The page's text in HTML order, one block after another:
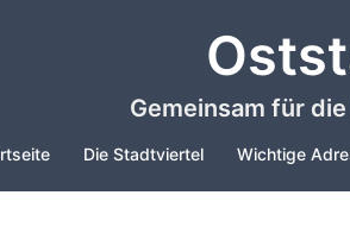
Gemeinsam für
Die Stadtviertel Wichtige